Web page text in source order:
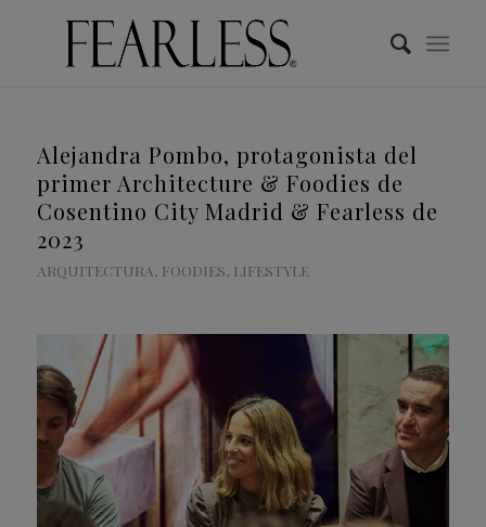
Alejandra Pombo, protagonista del
primer Architecture & Foodies de
Cosentino City Madrid & Fearless de
2023
ARQUITECTURA, FOODIES, LIFESTYLE